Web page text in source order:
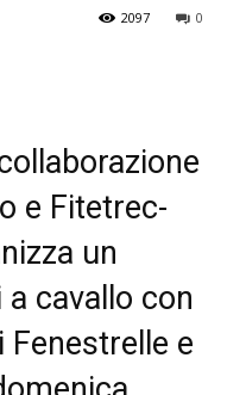
0
2097
e Fitetrec-
un
cavallo con
e